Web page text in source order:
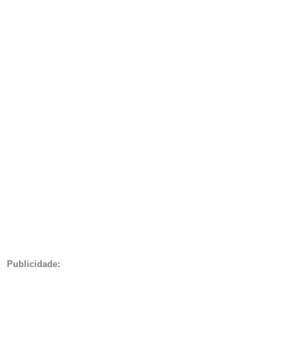
Publicidade: